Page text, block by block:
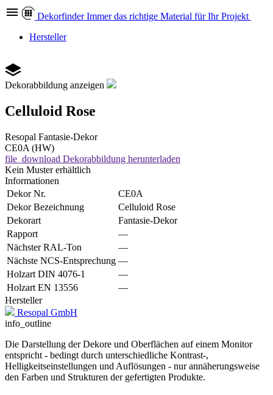
Dekorfinder Immer das richtige Material für Ihr Projekt
Hersteller
Dekorabbildung anzeigen
Celluloid Rose
Resopal Fantasie-Dekor
CE0A (HW)
file_download Dekorabbildung herunterladen
Kein Muster erhältlich
Informationen
Dekor Nr.
CE0A
Dekor Bezeichnung
Celluloid Rose
Dekorart
Fantasie-Dekor
Rapport
—
Nächster RAL-Ton
—
Nächste NCS-Entsprechung —
Holzart DIN 4076-1
—
Holzart EN 13556
—
Hersteller
Resopal GmbH
info_outline
Die Darstellung der Dekore und Oberflächen auf einem Monitor
entspricht - bedingt durch unterschiedliche Kontrast-,
Helligkeitseinstellungen und Auflösungen - nur annäherungsweise
den Farben und Strukturen der gefertigten Produkte.